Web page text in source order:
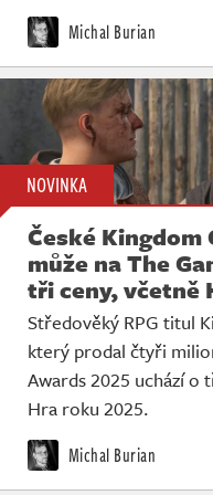
Michal Burian
NOVINKA
České Kingdom
může na The
tři ceny, včetně
Středověký RPG titul
který prodal čtyři
Awards 2025 uchází o
Hra roku 2025.
Michal Burian